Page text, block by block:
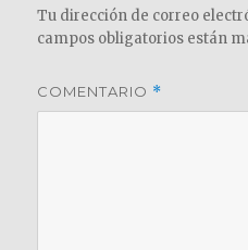
Tu dirección de correo
campos obligatorios están
COMENTARIO *